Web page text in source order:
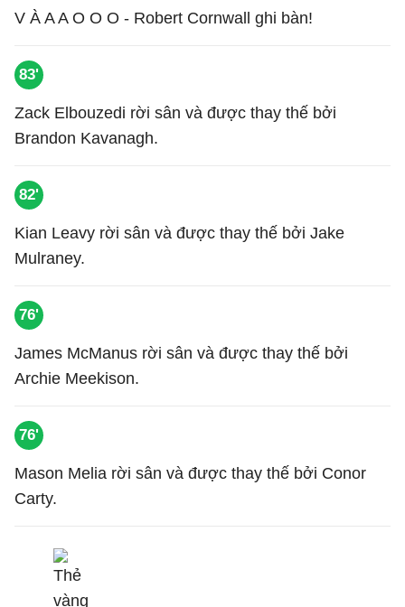
V À A A O O O - Robert Cornwall ghi bàn!
83'
Zack Elbouzedi rời sân và được thay thế bởi
Brandon Kavanagh.
82'
Kian Leavy rời sân và được thay thế bởi Jake
Mulraney.
76'
James McManus rời sân và được thay thế bởi
Archie Meekison.
76'
Mason Melia rời sân và được thay thế bởi Conor
Carty.